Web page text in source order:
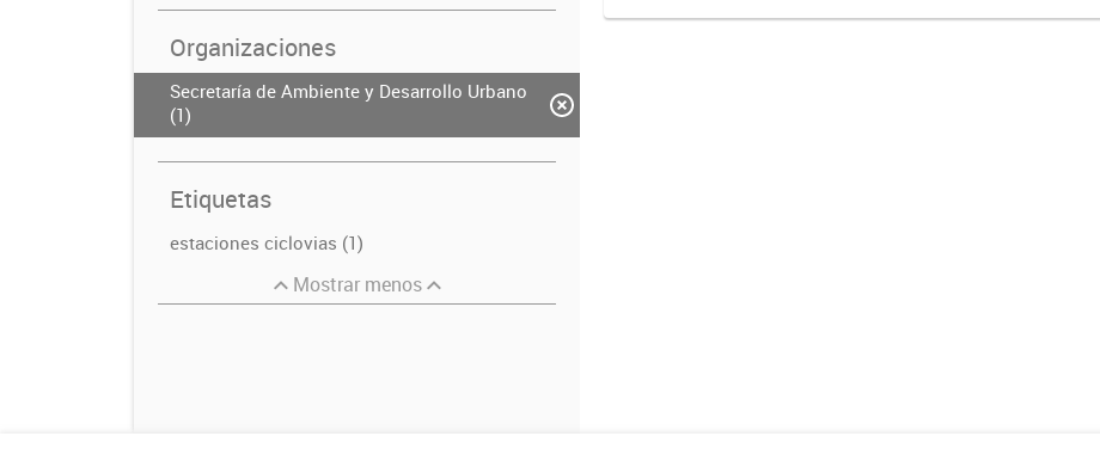
Organizaciones
Secretaría de Ambiente y Desarrollo Urbano
(1)
Etiquetas
estaciones ciclovias (1)
Mostrar menos